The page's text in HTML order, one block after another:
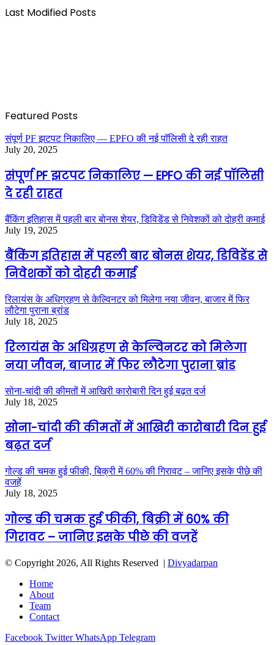
Last Modified Posts
Featured Posts
संपूर्ण PF झटपट निकालिए — EPFO की नई पॉलिसी दे रही राहत
July 20, 2025
संपूर्ण PF झटपट निकालिए — EPFO की नई पॉलिसी
दे रही राहत
बैंकिंग इतिहास में पहली बार बोनस शेयर, डिविडेंड से निवेशकों को दोहरी कमाई
July 19, 2025
बैंकिंग इतिहास में पहली बार बोनस शेयर, डिविडेंड से
निवेशकों को दोहरी कमाई
रिलायंस के अधिग्रहण से केल्विनटर को मिलेगा नया जीवन, बाजार में फिर
लौटेगा पुराना ब्रांड
July 18, 2025
रिलायंस के अधिग्रहण से केल्विनटर को मिलेगा
नया जीवन, बाजार में फिर लौटेगा पुराना ब्रांड
सोना-चांदी की कीमतों में आखिरी कारोबारी दिन हुई बढ़त दर्ज
July 18, 2025
सोना-चांदी की कीमतों में आखिरी कारोबारी दिन हुई
बढ़त दर्ज
गोल्ड की चमक हुई फीकी, बिक्री में 60% की गिरावट – जानिए इसके पीछे की
वजहें
July 18, 2025
गोल्ड की चमक हुई फीकी, बिक्री में 60% की
गिरावट – जानिए इसके पीछे की वजहें
© Copyright 2026, All Rights Reserved | Divyadarpan
Home
About
Team
Contact
Facebook Twitter WhatsApp Telegram